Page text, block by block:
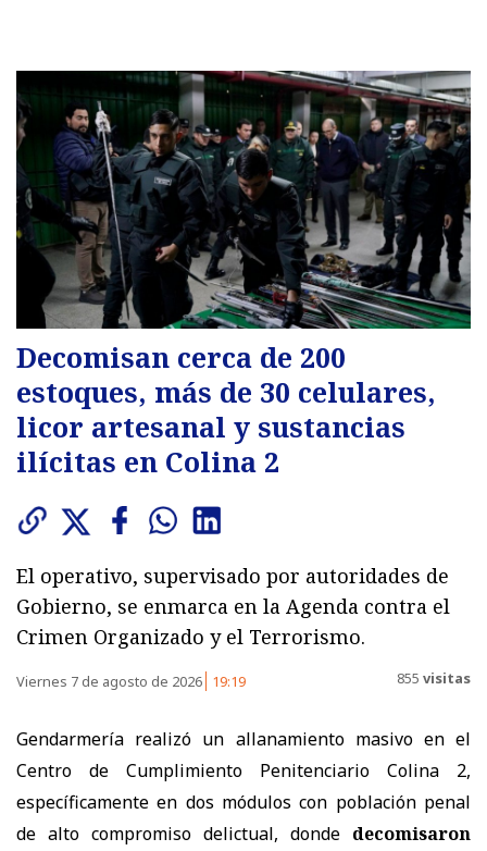
Decomisan cerca de 200
estoques, más de 30 celulares,
licor artesanal y sustancias
ilícitas en Colina 2
El operativo, supervisado por autoridades de
Gobierno, se enmarca en la Agenda contra el
Crimen Organizado y el Terrorismo.
Viernes 7 de agosto de 2026 19:19 855 visitas
Gendarmería realizó un allanamiento masivo en el
Centro de Cumplimiento Penitenciario Colina 2,
específicamente en dos módulos con población penal
de alto compromiso delictual, donde decomisaron